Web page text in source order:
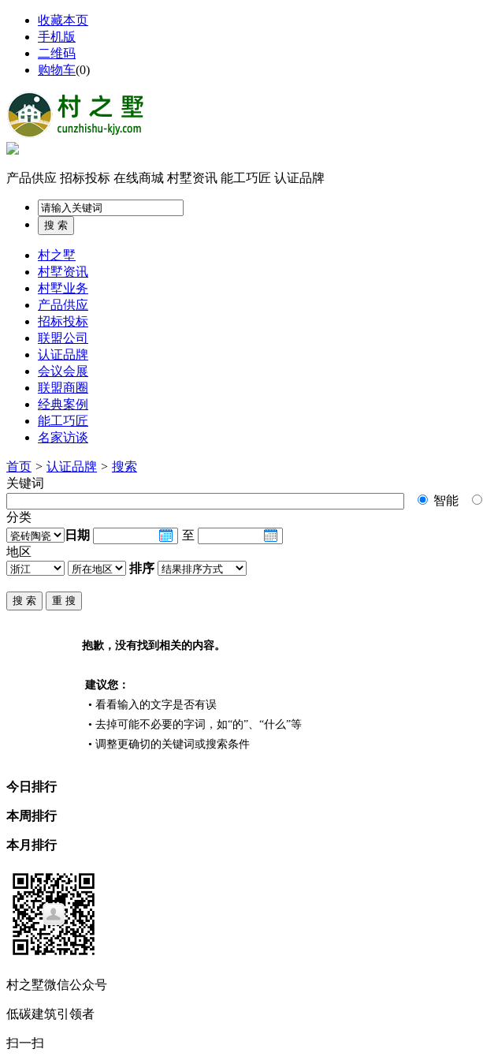
收藏本页
手机版
二维码
购物车(0)
产品供应 招标投标 在线商城 村墅资讯 能工巧匠 认证品牌
村之墅
村墅资讯
村墅业务
产品供应
招标投标
联盟公司
认证品牌
会议会展
联盟商圈
经典案例
能工巧匠
名家访谈
首页 > 认证品牌 > 搜索
关键词
智能
分类
日期
至
地区
排序
抱歉，没有找到相关的内容。
建议您：
• 看看输入的文字是否有误
• 去掉可能不必要的字词，如“的”、“什么”等
• 调整更确切的关键词或搜索条件
今日排行
本周排行
本月排行
村之墅微信公众号
低碳建筑引领者
扫一扫